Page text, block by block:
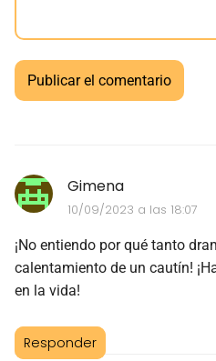
Gimena
10/09/2023 a las 18:07
¡No entiendo por qué tanto
calentamiento de un cautín!
en la vida!
Responder